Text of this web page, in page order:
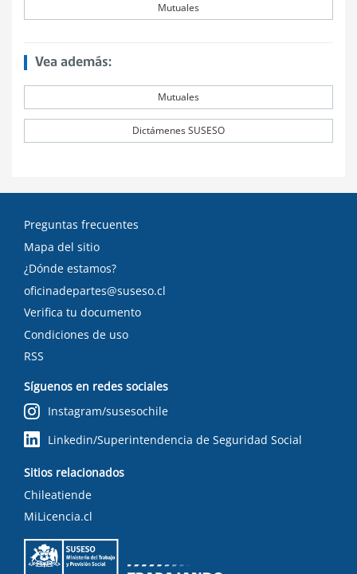
Mutuales
Vea además:
Mutuales
Dictámenes SUSESO
Preguntas frecuentes
Mapa del sitio
¿Dónde estamos?
oficinadepartes@suseso.cl
Verifica tu documento
Condiciones de uso
RSS
Síguenos en redes sociales
Instagram/susesochile
Linkedin/Superintendencia de Seguridad Social
Sitios relacionados
Chileatiende
MiLicencia.cl